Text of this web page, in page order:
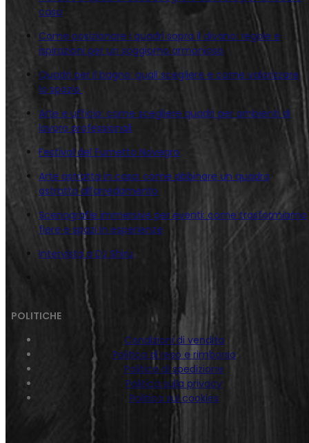
casa
Come posizionare i quadri sopra il divano: regole e
ispirazioni per un soggiorno armonioso
Quadri per il bagno: quali scegliere e come valorizzare
lo spazio
Arte e ufficio: come scegliere quadri per ambienti di
lavoro professionali
Festival del Fumetto Novegro
Arte astratta in casa: come abbinare un quadro
astratto all’arredamento
Scenografie immersive per eventi: come trasformiamo
fiere e spazi in esperienze
Intervista a DJ Shiru
POLITICHE
Condizioni di vendita
Politica di reso e rimborso
Politica di spedizione
Politica sulla privacy
Politica sui cookies